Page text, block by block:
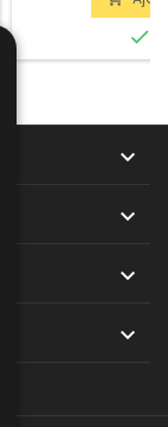
manuel,
mètres pour les
Cette version




